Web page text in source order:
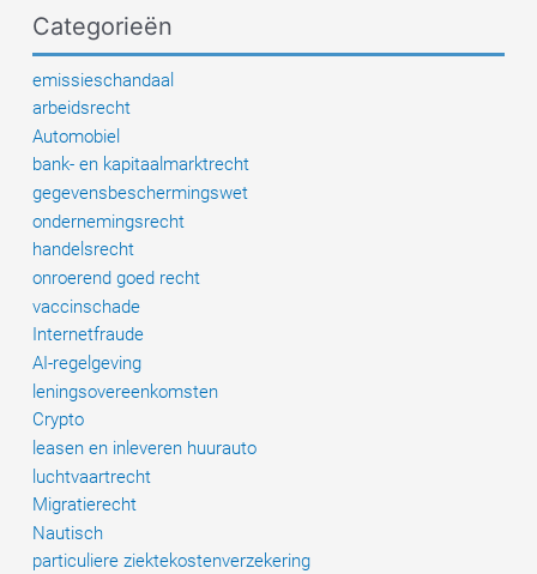
terug
–
experts
geven
waardevolle
tips
Categorieën
emissieschandaal
arbeidsrecht
Automobiel
bank- en kapitaalmarktrecht
gegevensbeschermingswet
ondernemingsrecht
handelsrecht
onroerend goed recht
vaccinschade
Internetfraude
AI-regelgeving
leningsovereenkomsten
Crypto
leasen en inleveren huurauto
luchtvaartrecht
Migratierecht
Nautisch
particuliere ziektekostenverzekering